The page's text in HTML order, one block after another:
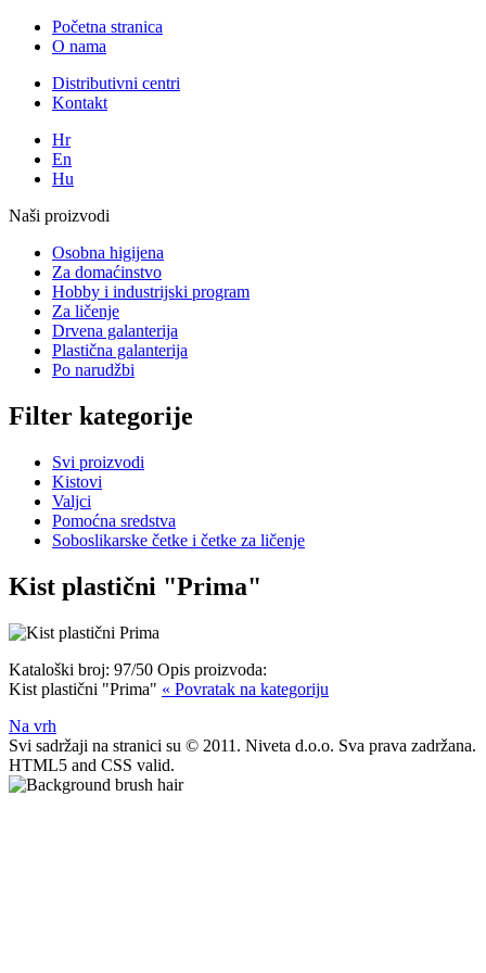
Početna stranica
O nama
Distributivni centri
Kontakt
Hr
En
Hu
Naši proizvodi
Osobna higijena
Za domaćinstvo
Hobby i industrijski program
Za ličenje
Drvena galanterija
Plastična galanterija
Po narudžbi
Filter kategorije
Svi proizvodi
Kistovi
Valjci
Pomoćna sredstva
Soboslikarske četke i četke za ličenje
Kist plastični "Prima"
Kataloški broj: 97/50 Opis proizvoda:
Kist plastični "Prima" « Povratak na kategoriju
Na vrh
Svi sadržaji na stranici su © 2011. Niveta d.o.o. Sva prava zadržana.
HTML5 and CSS valid.